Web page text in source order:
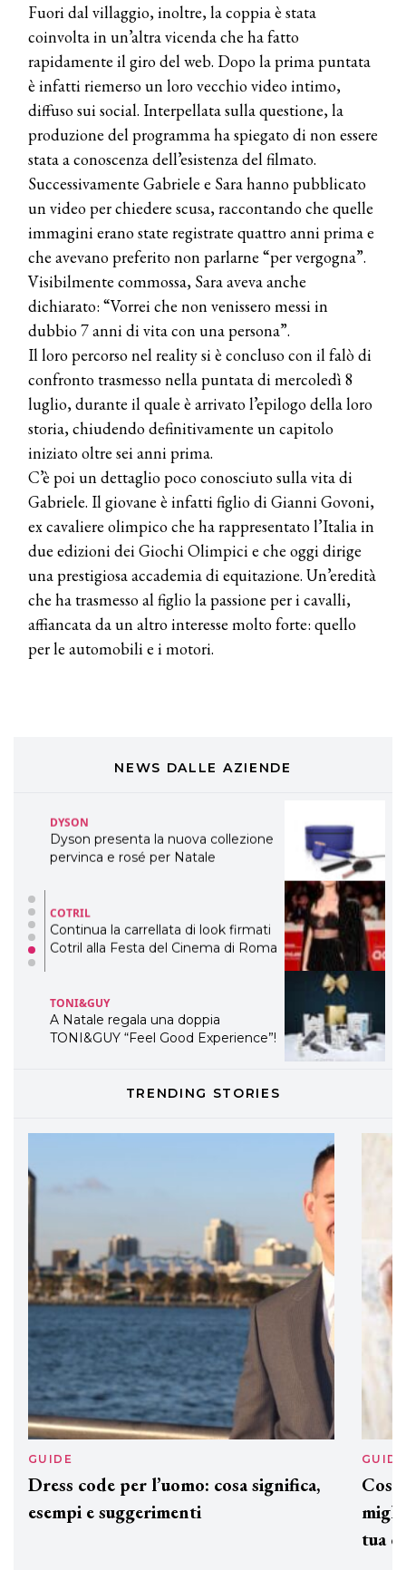
Fuori dal villaggio, inoltre, la coppia è stata
coinvolta in un’altra vicenda che ha fatto
rapidamente il giro del web. Dopo la prima puntata
è infatti riemerso un loro vecchio video intimo,
diffuso sui social. Interpellata sulla questione, la
produzione del programma ha spiegato di non essere
stata a conoscenza dell’esistenza del filmato.
Successivamente Gabriele e Sara hanno pubblicato
un video per chiedere scusa, raccontando che quelle
immagini erano state registrate quattro anni prima e
che avevano preferito non parlarne “per vergogna”.
Visibilmente commossa, Sara aveva anche
dichiarato: “Vorrei che non venissero messi in
dubbio 7 anni di vita con una persona”.
Il loro percorso nel reality si è concluso con il falò di
confronto trasmesso nella puntata di mercoledì 8
luglio, durante il quale è arrivato l’epilogo della loro
storia, chiudendo definitivamente un capitolo
iniziato oltre sei anni prima.
C’è poi un dettaglio poco conosciuto sulla vita di
Gabriele. Il giovane è infatti figlio di Gianni Govoni,
ex cavaliere olimpico che ha rappresentato l’Italia in
due edizioni dei Giochi Olimpici e che oggi dirige
una prestigiosa accademia di equitazione. Un’eredità
che ha trasmesso al figlio la passione per i cavalli,
affiancata da un altro interesse molto forte: quello
per le automobili e i motori.
NEWS DALLE AZIENDE
COSMOPROF WORLDWIDE BOLOGNA
Cosmprof Worldwide Bologna
presenta THE BEAUTY &
WELLNESS CONGRESS 2022: I
TEMI
DYSON
Dyson presenta la nuova collezione
pervinca e rosé per Natale
COTRIL
Continua la carrellata di look firmati
Cotril alla Festa del Cinema di Roma
TONI&GUY
A Natale regala una doppia
TONI&GUY “Feel Good Experience”!
TONI&GUY
LABEL.M lancia la sua innovativa ed
eco-sostenibile linea di prodotti
professionali
DAVINES
Davines presenta cofanetti beauty
WELLNESS CONGRESS 2022: I
DYSON
Dyson presenta la nuova collezione
pervinca e rosé per Natale
COTRIL
Continua la carrellata di look firmati
Cotril alla Festa del Cinema di Roma
TONI&GUY
A Natale regala una doppia
TONI&GUY “Feel Good Experience”!
LABEL.M lancia la sua innovativa ed
professionali
TRENDING STORIES
GUIDE
Dress code per l’uomo: cosa significa,
esempi e suggerimenti
GUIDE
tua